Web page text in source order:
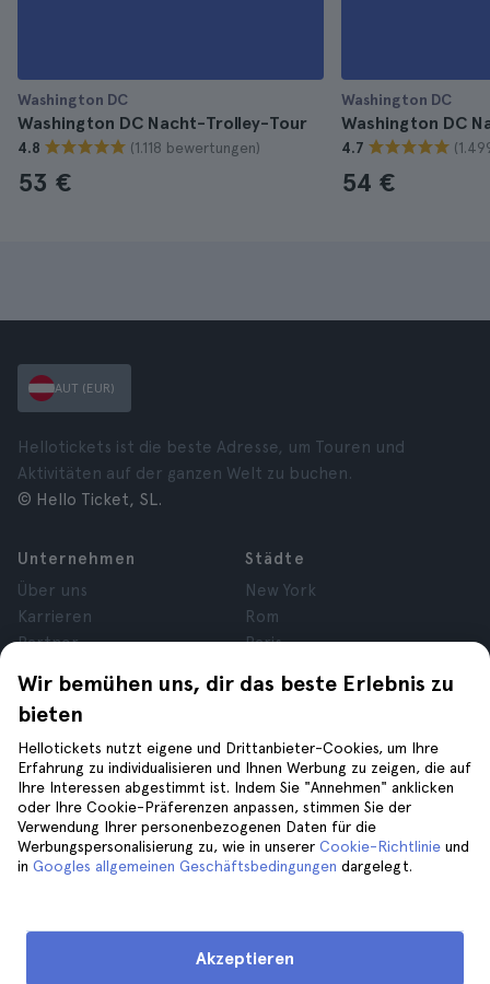
Washington DC
Washington DC Nacht-Trolley-Tour
4.8 (1.118 bewertungen)
53 €
Washington DC
Washington DC
4.7
54 €
Wir bemühen uns, dir das beste Erlebnis zu
bieten
Hellotickets nutzt eigene und Drittanbieter-Cookies, um Ihre
Erfahrung zu individualisieren und Ihnen Werbung zu zeigen, die auf
Ihre Interessen abgestimmt ist. Indem Sie "Annehmen" anklicken
oder Ihre Cookie-Präferenzen anpassen, stimmen Sie der
Verwendung Ihrer personenbezogenen Daten für die
Werbungspersonalisierung zu, wie in unserer Cookie-Richtlinie und
in Googles allgemeinen Geschäftsbedingungen dargelegt.
Akzeptieren
AUT (EUR)
Hellotickets ist die beste Adresse, um Touren und
Aktivitäten auf der ganzen Welt zu buchen.
© Hello Ticket, SL.
Unternehmen
Über uns
Karrieren
Partner
Datenschutz
Allgemeine
Geschäftsbedingungen
Rechtsberatung
Cookies
Städte
New York
Rom
Paris
Granada
Teneriffa
Hilfe
Folge uns auf